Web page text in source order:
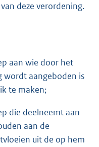
deze verordening.
aan wie door het
wordt aangeboden is
te maken;
die deelneemt aan
aan de
uit de op hem